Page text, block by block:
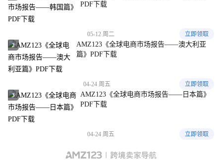
PDF下载
05-12 周二 立即领取
2
AMZ123《全球电商市场报告——澳大利亚
篇》PDF下载
04-24 周五 立即领取
3
AMZ123《全球电商市场报告——日本篇》
PDF下载
04-24 周五 立即领取